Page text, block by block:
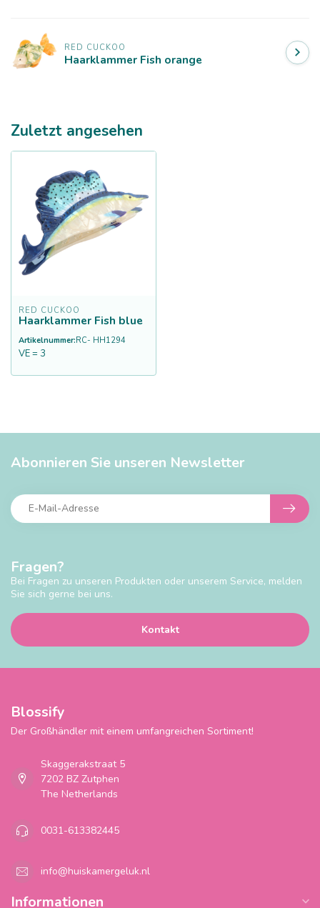
RED CUCKOO
Haarklammer Fish orange
Zuletzt angesehen
RED CUCKOO
Haarklammer Fish blue
Artikelnummer:RC- HH1294
VE = 3
Fragen?
Bei Fragen zu unseren Produkten oder unserem Service, melden
Sie sich gerne bei uns.
Kontakt
Abonnieren Sie unseren Newsletter
Blossify
Der Großhändler mit einem umfangreichen Sortiment!
Skaggerakstraat 5
7202 BZ Zutphen
The Netherlands
0031-613382445
info@huiskamergeluk.nl
Informationen